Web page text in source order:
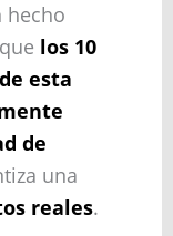
hecho
los 10
esta
de
una
reales.